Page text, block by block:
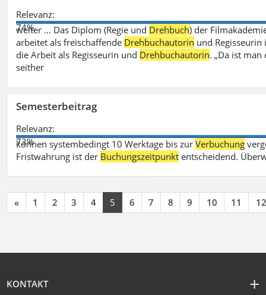
Relevanz:
74%
weiter … Das Diplom (Regie und Drehbuch) der
arbeitet als freischaffende Drehbuchautorin und
die Arbeit als Regisseurin und Drehbuchautorin. „Da ist
seither
Semesterbeitrag
Relevanz:
73%
können systembedingt 10 Werktage bis zurVerbuchung
Fristwahrung ist der Buchungszeitpunkt entscheidend.
« 1 2 3 4 5 6 7 8 9 10 11 12
KONTAKT